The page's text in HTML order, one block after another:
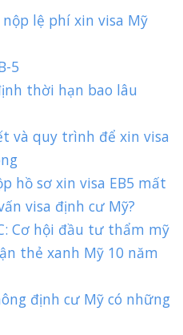
lệ phí xin visa Mỹ
5
thời hạn bao lâu
và quy trình để xin visa
hồ sơ xin visa EB5 mất
visa định cư Mỹ?
Cơ hội đầu tư thẩm mỹ
thẻ xanh Mỹ 10 năm
định cư Mỹ có những